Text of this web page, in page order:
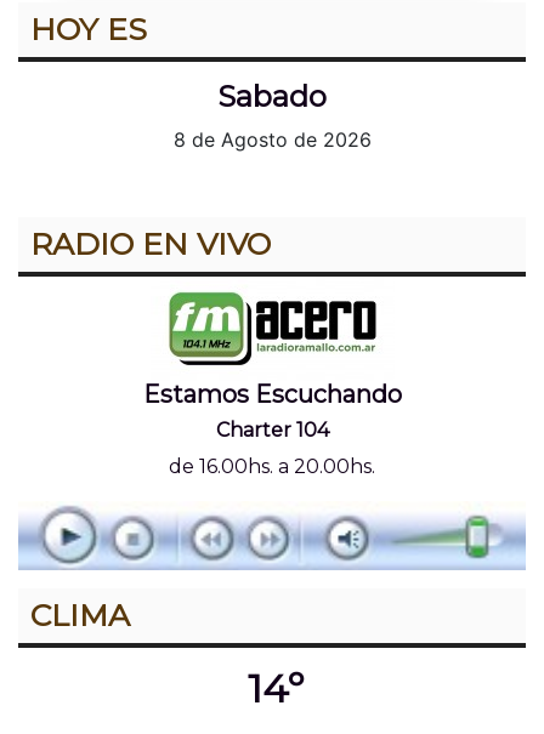
HOY ES
Sabado
8 de Agosto de 2026
RADIO EN VIVO
Estamos Escuchando
Charter 104
de 16.00hs. a 20.00hs.
CLIMA
14º